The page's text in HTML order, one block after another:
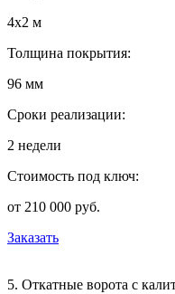
4х2 м
Толщина покрытия:
96 мм
Сроки реализации:
2 недели
Стоимость под ключ:
от 210 000 руб.
Заказать
5. Откатные ворота с